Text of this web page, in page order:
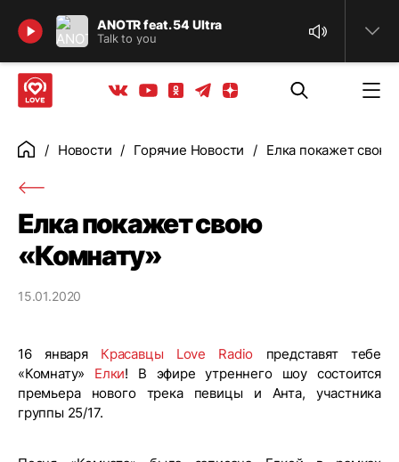
ANOTR feat. 54 Ultra
Talk to you
Найти
Вконтакте
YoutubeОдноклассники
ТелеграмЯндекс дзен
ГлавнаяНовости Горячие Новости Елка покажет свою
Елка покажет свою
«Комнату»
15.01.2020
16 января Красавцы Love Radio представят тебе
«Комнату» Елки! В эфире утреннего шоу состоится
премьера нового трека певицы и Анта, участника
группы 25/17.